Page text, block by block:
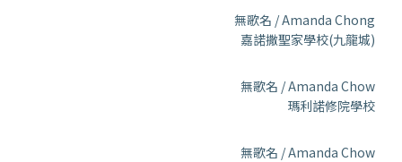
無歌名 / Amanda Chong
嘉諾撒聖家學校(九龍城)
無歌名 / Amanda Chow
瑪利諾修院學校
無歌名 / Amanda Chow